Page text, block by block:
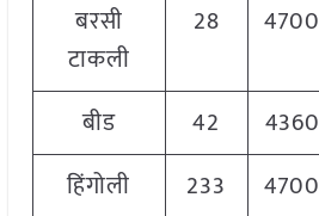
बरसी
टाकली
28 4700
बीड 42 4360
हिंगोली
233 4700